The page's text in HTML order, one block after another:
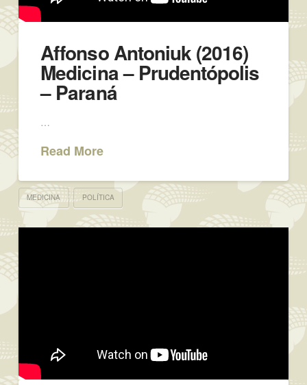
Affonso Antoniuk (2016)
Medicina – Prudentópolis
– Paraná
…
Read More
MEDICINA POLÍTICA